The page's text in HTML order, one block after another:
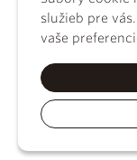
služieb pre
vaše
práva